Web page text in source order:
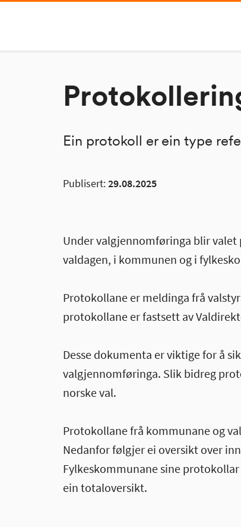
Ein protokoll er ein type
Publisert:29.08.2025
Under valgjennomføringa blir
valdagen, i kommunen og i
Protokollane er meldinga frå
protokollane er fastsett av
Desse dokumenta er viktige for å
valgjennomføringa. Slik bidreg
norske val.
Protokollane frå kommunane og
Nedanfor følgjer ei oversikt over
Fylkeskommunane sine
ein totaloversikt.